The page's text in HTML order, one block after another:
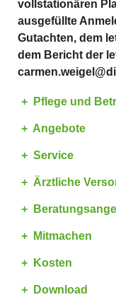
vollstationären
ausgefüllte
Gutachten, dem
dem Bericht der
Pflege und
Angebote
Service
Ärztliche
Mitmachen
Kosten
Download